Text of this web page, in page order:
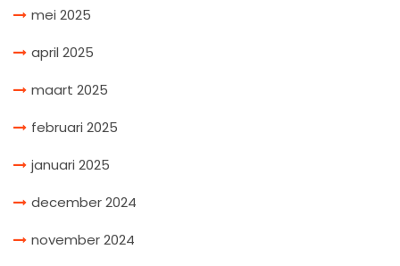
mei 2025
april 2025
maart 2025
februari 2025
januari 2025
december 2024
november 2024